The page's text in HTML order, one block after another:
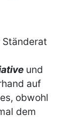
und
auf
obwohl
dem